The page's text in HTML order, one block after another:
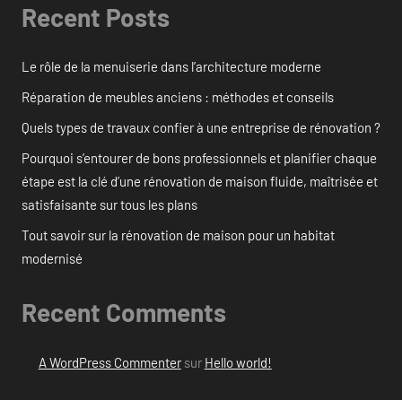
Recent Posts
Le rôle de la menuiserie dans l’architecture moderne
Réparation de meubles anciens : méthodes et conseils
Quels types de travaux confier à une entreprise de rénovation ?
Pourquoi s’entourer de bons professionnels et planifier chaque
étape est la clé d’une rénovation de maison fluide, maîtrisée et
satisfaisante sur tous les plans
Tout savoir sur la rénovation de maison pour un habitat
modernisé
Recent Comments
A WordPress Commentersur Hello world!